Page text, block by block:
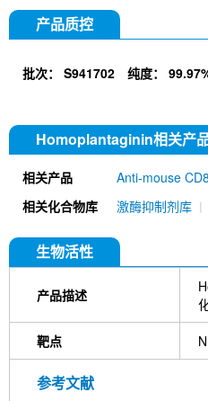
产品质控
批次： S941702 纯度：
Homoplantaginin相关产
相关产品 Anti-mouse
Atractylenolide I
Madecassic acid
Ganoderic acid
acetate
Solasonine
相关化合物库 激酶抑制剂库
生物活性
产品描述
靶点
参考文献